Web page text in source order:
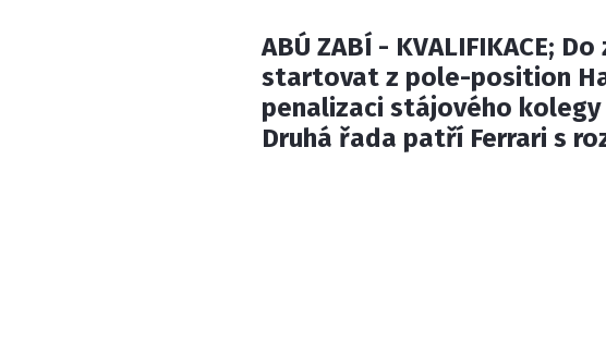
ABÚ ZABÍ - KVALIFIKACE;
startovat z pole-position
penalizaci stájového
Druhá řada patří Ferrari s